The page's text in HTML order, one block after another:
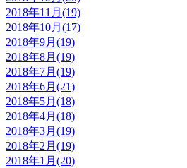
2018年11月(19)
2018年10月(17)
2018年9月(19)
2018年8月(19)
2018年7月(19)
2018年6月(21)
2018年5月(18)
2018年4月(18)
2018年3月(19)
2018年2月(19)
2018年1月(20)